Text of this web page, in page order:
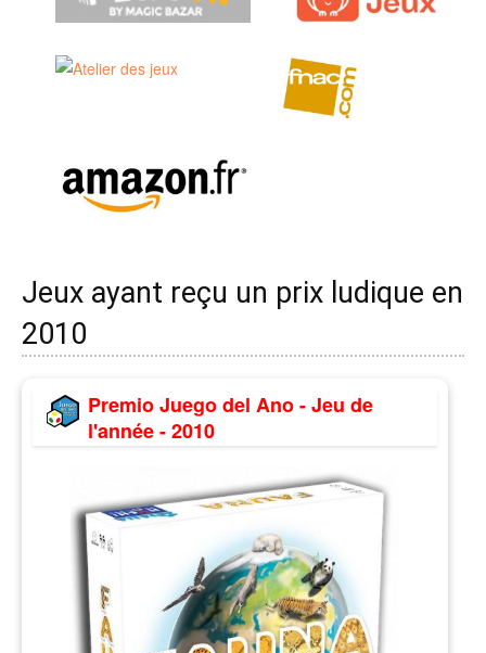
Jeux ayant reçu un prix ludique en
2010
Premio Juego del Ano - Jeu de
l'année - 2010